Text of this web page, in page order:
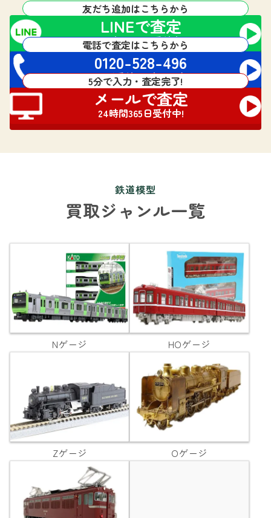
友だち追加はこちらから
LINEで査定
24時間365日受付中!
電話で査定はこちらから
0120-528-496
電話受付 24時間対応
5分で入力・査定完了!
メールで査定
24時間365日受付中!
鉄道模型
買取ジャンル一覧
Nゲージ HOゲージ
Zゲージ Oゲージ